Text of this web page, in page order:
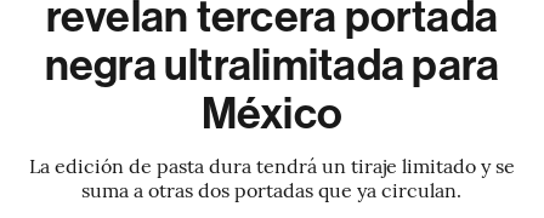
revelan tercera portada
negra ultralimitada para
México
La edición de pasta dura tendrá un tiraje limitado y se
suma a otras dos portadas que ya circulan.